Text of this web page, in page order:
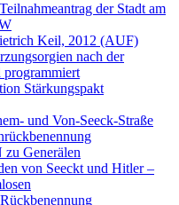
der Stadt am
Keil, 2012 (AUF)
nach der
programmiert
Stärkungspakt
und Von-Seeck-Straße
Generälen
von Seeckt und Hitler –